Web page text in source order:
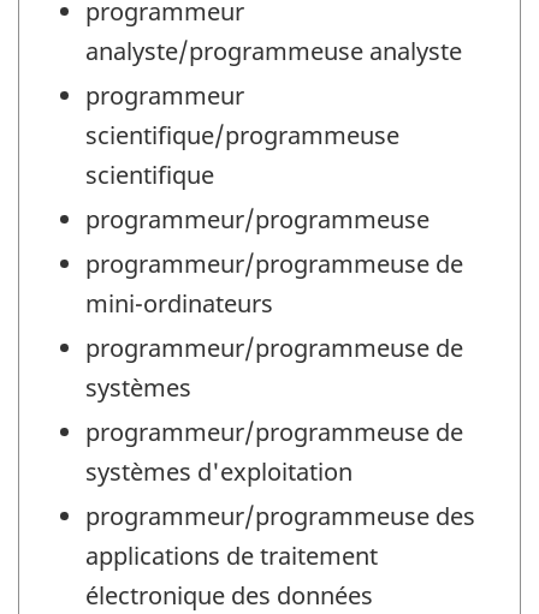
programmeur
analyste/programmeuse analyste
programmeur
scientifique/programmeuse
scientifique
programmeur/programmeuse
programmeur/programmeuse de
mini-ordinateurs
programmeur/programmeuse de
systèmes
programmeur/programmeuse de
systèmes d'exploitation
programmeur/programmeuse des
applications de traitement
électronique des données